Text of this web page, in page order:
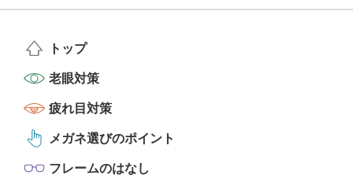
トップ
老眼対策
疲れ目対策
メガネ選びのポイント
フレームのはなし